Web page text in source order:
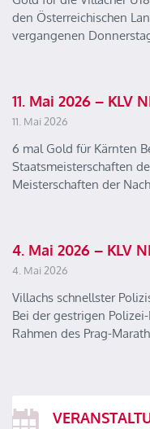
den Österreichischen
vergangenen
11. Mai 2026 – KLV
11. Mai 2026
6 mal Gold für Kärnten
Staatsmeisterschaften
Meisterschaften der
4. Mai 2026 – KLV
4. Mai 2026
Villachs schnellster
Bei der gestrigen
Rahmen des Prag-